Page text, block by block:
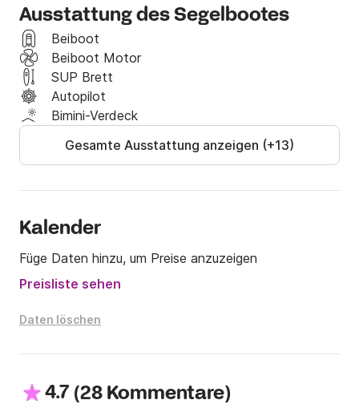
Sie jeweils mindestens fünf Tage einplanen.
Bei Fragen zu Ihren Segelplänen erreichen Sie mich
per Nachricht unter +Click&Boat.
Ich wünsche Ihnen einen schönen Tag!
P.S.: Rauchen ist an Bord nicht gestattet. Da ich
einige Tage Vorlaufzeit benötige, kann ich Anfragen,
die weniger als vier Tage vor Abfahrt eingehen, leider
Ausstattung des Segelbootes
Beiboot
Beiboot Motor
SUP Brett
Autopilot
Bimini-Verdeck
Gesamte Ausstattung anzeigen (+13)
Kalender
Füge Daten hinzu, um Preise anzuzeigen
Preisliste sehen
Daten löschen
4.7 (28 Kommentare)